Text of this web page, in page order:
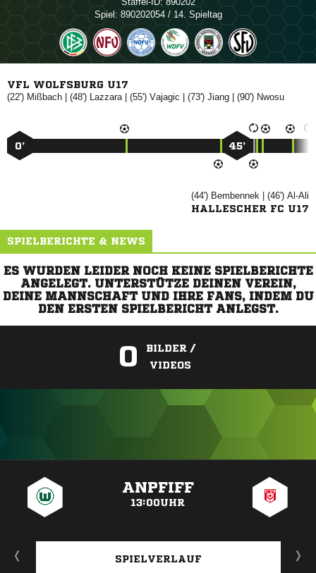
Spiel: 890202054 / 14. Spieltag
VFL WOLFSBURG U17
(22')  | (48') | (55')  | (73')  | (90') 
0’ 45’
(44')  | (46') 
HALLESCHER FC U17
SPIELBERICHTE & NEWS
ES WURDEN LEIDER NOCH KEINE SPIELBERICHTE
ANGELEGT. UNTERSTÜTZE DEINEN VEREIN,
DEINE MANNSCHAFT UND IHRE FANS, INDEM DU
DEN ERSTEN SPIELBERICHT ANLEGST.
0
BILDER /
VIDEOS
ANPFIFF
13:00UHR
SPIELVERLAUF